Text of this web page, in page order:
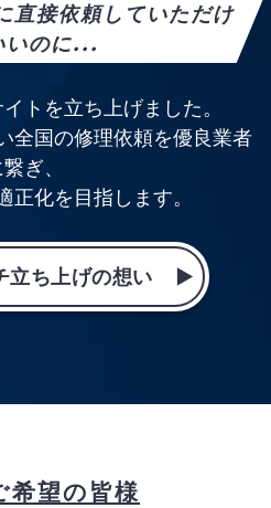
直接依頼していただけ
いのに...
トを立ち上げました。
全国の修理依頼を優良業者
ぎ、
正化を目指します。
立ち上げの想い
希望の皆様